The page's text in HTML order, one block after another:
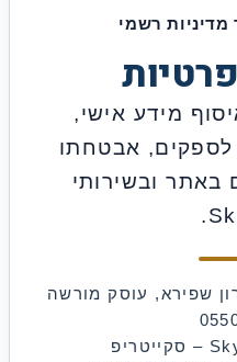
אישי,
אבטחתו
עוסק מורשה